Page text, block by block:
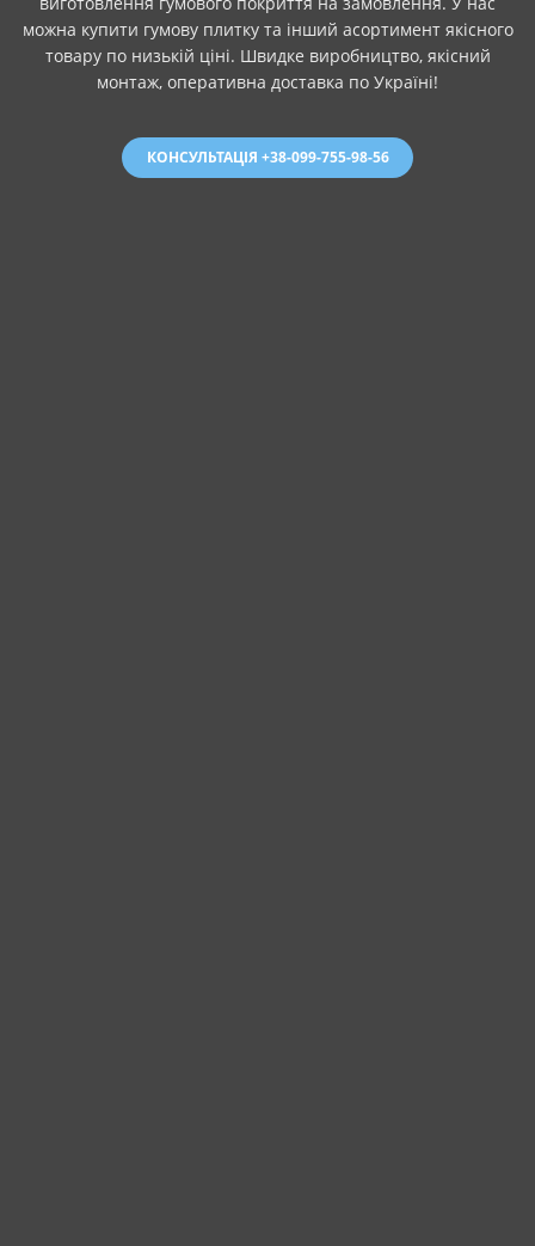
можна купити гумову плитку та інший асортимент якісного
товару по низькій ціні. Швидке виробництво, якісний
монтаж, оперативна доставка по Україні!
КОНСУЛЬТАЦІЯ +38-099-755-98-56